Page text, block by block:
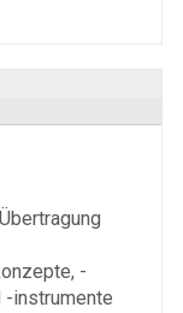
-
-instrumente